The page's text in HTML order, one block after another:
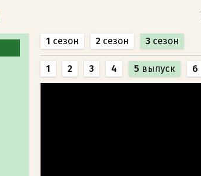
1 сезон 2 сезон 3 сезон
1 2 3 4 5 выпуск 6